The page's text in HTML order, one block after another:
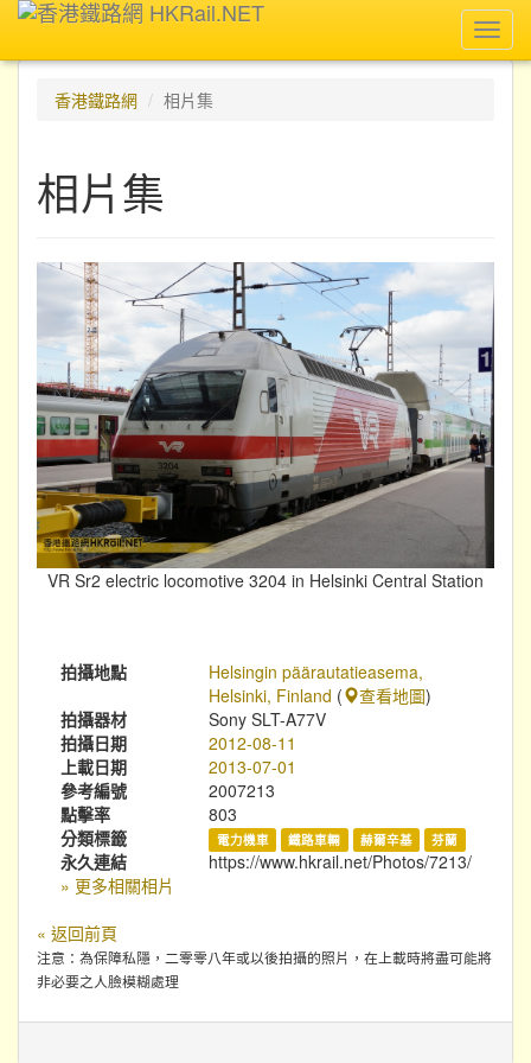
香港鐵路網
相片集
相片集
VR Sr2 electric locomotive 3204 in Helsinki Central Station
拍攝地點
Helsingin päärautatieasema,
Helsinki, Finland ( 查看地圖)
拍攝器材
Sony SLT-A77V
拍攝日期
2012-08-11
上載日期
2013-07-01
參考編號
2007213
點擊率
803
分類標籤
電力機車 鐵路車輛 赫爾辛基 芬蘭
永久連結
https://www.hkrail.net/Photos/7213/
» 更多相關相片
« 返回前頁
注意：為保障私隱，二零零八年或以後拍攝的照片，在上載時將盡可能將
非必要之人臉模糊處理